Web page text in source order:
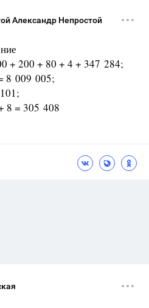
Александр Непростой
+ 200 + 80 + 4 + 347 284;
8 009 005;
8 = 305 408